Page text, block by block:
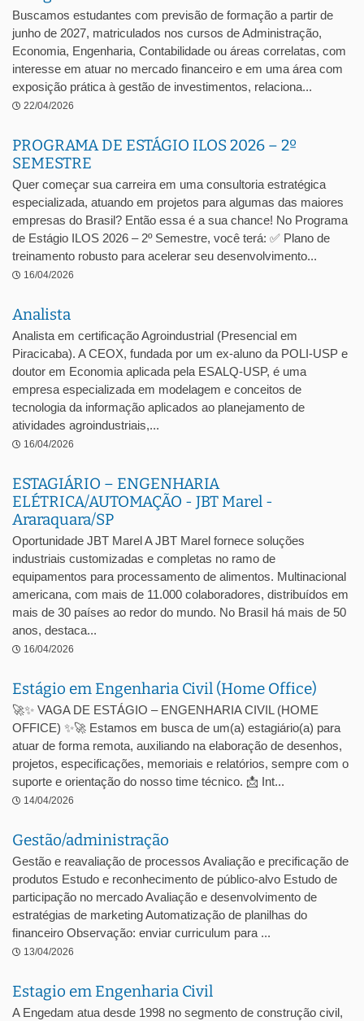
Buscamos estudantes com previsão de formação a partir de
junho de 2027, matriculados nos cursos de Administração,
Economia, Engenharia, Contabilidade ou áreas correlatas, com
interesse em atuar no mercado financeiro e em uma área com
exposição prática à gestão de investimentos, relaciona...
22/04/2026
PROGRAMA DE ESTÁGIO ILOS 2026 – 2º
SEMESTRE
Quer começar sua carreira em uma consultoria estratégica
especializada, atuando em projetos para algumas das maiores
empresas do Brasil? Então essa é a sua chance! No Programa
de Estágio ILOS 2026 – 2º Semestre, você terá: ✅ Plano de
treinamento robusto para acelerar seu desenvolvimento...
16/04/2026
Analista
Analista em certificação Agroindustrial (Presencial em
Piracicaba). A CEOX, fundada por um ex-aluno da POLI-USP e
doutor em Economia aplicada pela ESALQ-USP, é uma
empresa especializada em modelagem e conceitos de
tecnologia da informação aplicados ao planejamento de
atividades agroindustriais,...
16/04/2026
ESTAGIÁRIO – ENGENHARIA
ELÉTRICA/AUTOMAÇÃO - JBT Marel -
Araraquara/SP
Oportunidade JBT Marel A JBT Marel fornece soluções
industriais customizadas e completas no ramo de
equipamentos para processamento de alimentos. Multinacional
americana, com mais de 11.000 colaboradores, distribuídos em
mais de 30 países ao redor do mundo. No Brasil há mais de 50
anos, destaca...
16/04/2026
Estágio em Engenharia Civil (Home Office)
🚀✨ VAGA DE ESTÁGIO – ENGENHARIA CIVIL (HOME
OFFICE) ✨🚀 Estamos em busca de um(a) estagiário(a) para
atuar de forma remota, auxiliando na elaboração de desenhos,
projetos, especificações, memoriais e relatórios, sempre com o
suporte e orientação do nosso time técnico. 📩 Int...
14/04/2026
Gestão/administração
Gestão e reavaliação de processos Avaliação e precificação de
produtos Estudo e reconhecimento de público-alvo Estudo de
participação no mercado Avaliação e desenvolvimento de
estratégias de marketing Automatização de planilhas do
financeiro Observação: enviar curriculum para ...
13/04/2026
Estagio em Engenharia Civil
A Engedam atua desde 1998 no segmento de construção civil,